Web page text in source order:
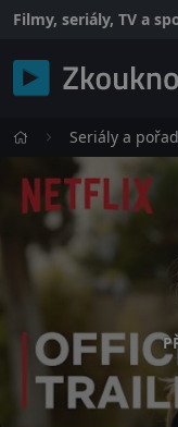
Filmy, seriály, TV a
Seriály a